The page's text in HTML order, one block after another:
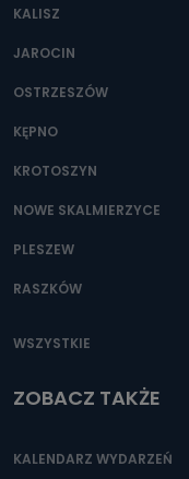
KALISZ
JAROCIN
OSTRZESZÓW
KĘPNO
KROTOSZYN
NOWE SKALMIERZYCE
PLESZEW
RASZKÓW
WSZYSTKIE
ZOBACZ TAKŻE
KALENDARZ WYDARZEŃ